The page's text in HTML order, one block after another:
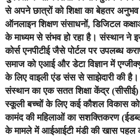
से अपने छात्रों को शिक्षा का बेहतर
ऑनलाइन शिक्षण संसाधनों, डिजिटल
के माध्यम से संभव हो रहा है। संस्थान ने
कोर्स एनपीटीई जैसे पोर्टल पर उपलब्ध
समाज को एआई और डेटा विज्ञान में
के लिए वाइली एंड संस से साझेदारी की है।
संस्थान का एक सतत शिक्षा केंद्र
स्कूली बच्चों के लिए कई कौशल विकास
कामंद की महिलाओं का सशक्तिकरण
के मामले में आईआईटी मंडी की खास पहल